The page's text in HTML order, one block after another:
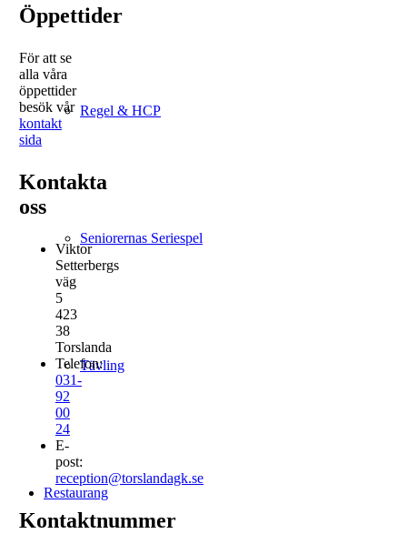
Regel & HCP
Seniorernas Seriespel
Tävling
Restaurang
Öppettider
För att se
alla våra
öppettider
besök vår
kontakt
sida
Kontakta
oss
Viktor
Setterbergs
väg
5
423
38
Torslanda
Telefon:
031-
92
00
24
E-
post:
reception@torslandagk.se
Kontaktnummer